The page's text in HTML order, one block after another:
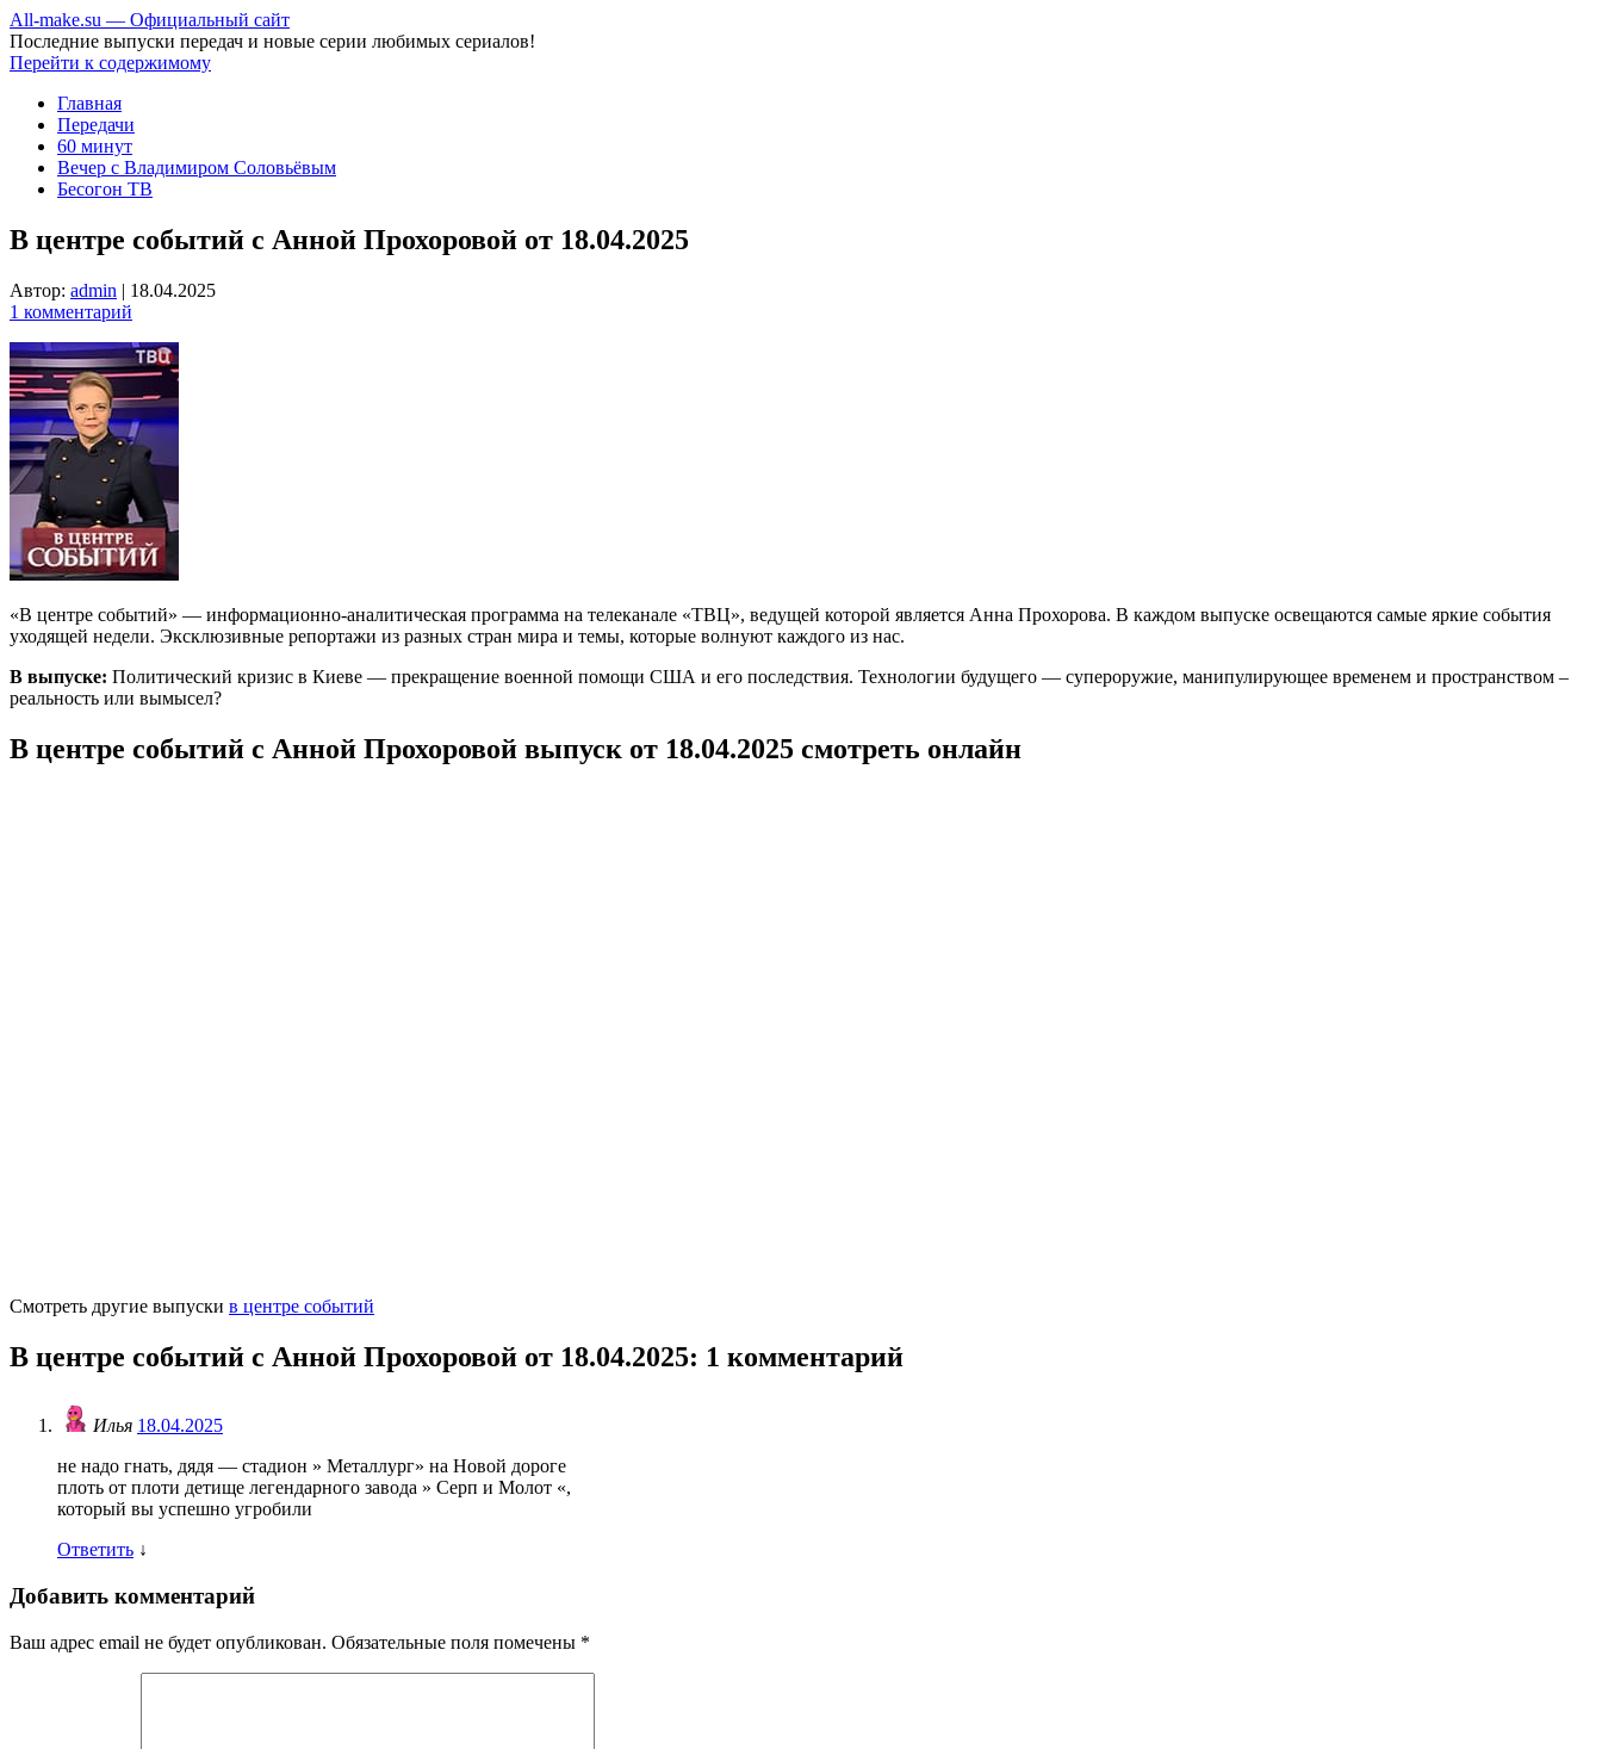
All-make.su — Официальный сайт
Последние выпуски передач и новые серии любимых сериалов!
Перейти к содержимому
Главная
Передачи
60 минут
Вечер с Владимиром Соловьёвым
Бесогон ТВ
В центре событий с Анной Прохоровой от 18.04.2025
Автор: admin | 18.04.2025
1 комментарий
«В центре событий» — информационно-аналитическая программа на телеканале «ТВЦ», ведущей которой является Анна Прохорова. В каждом выпуске освещаются самые яркие события
уходящей недели. Эксклюзивные репортажи из разных стран мира и темы, которые волнуют каждого из нас.
В выпуске: Политический кризис в Киеве — прекращение военной помощи США и его последствия. Технологии будущего — супероружие, манипулирующее временем и пространством –
реальность или вымысел?
В центре событий с Анной Прохоровой выпуск от 18.04.2025 смотреть онлайн
Смотреть другие выпуски в центре событий
В центре событий с Анной Прохоровой от 18.04.2025: 1 комментарий
Илья 18.04.2025
не надо гнать, дядя — стадион » Металлург» на Новой дороге
плоть от плоти детище легендарного завода » Серп и Молот «,
который вы успешно угробили
Ответить ↓
Добавить комментарий
Ваш адрес email не будет опубликован. Обязательные поля помечены *